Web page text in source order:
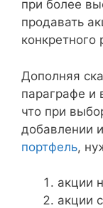
при более
продавать
конкретного
Дополняя
параграфе и
что при
добавлении
портфель,
акции
акции